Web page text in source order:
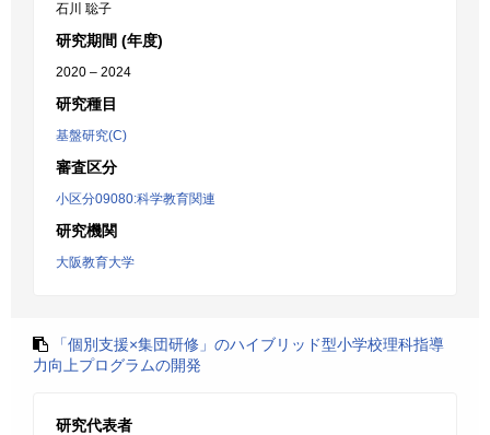
石川 聡子
研究期間 (年度)
2020 – 2024
研究種目
基盤研究(C)
審査区分
小区分09080:科学教育関連
研究機関
大阪教育大学
「個別支援×集団研修」のハイブリッド型小学校理科指導
力向上プログラムの開発
研究代表者